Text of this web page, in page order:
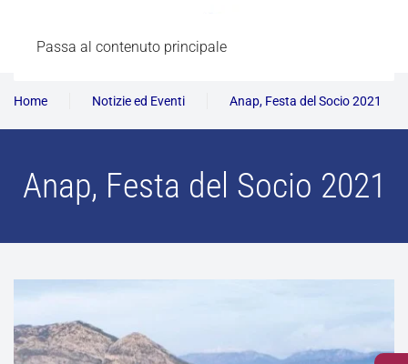
Passa al contenuto principale
Home Notizie ed Eventi Anap, Festa del Socio 2021
Anap, Festa del Socio 2021